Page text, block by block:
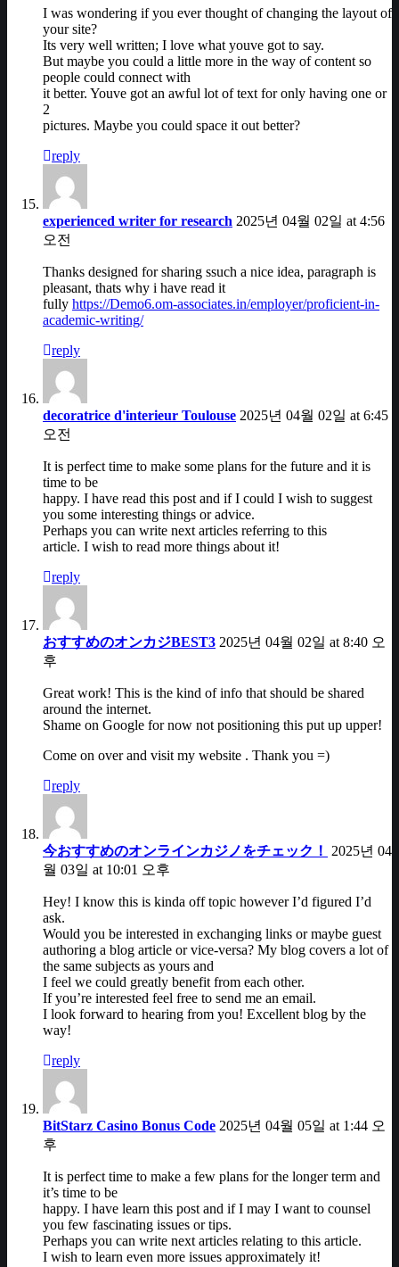
I was wondering if you ever thought of changing the layout of
your site?
Its very well written; I love what youve got to say.
But maybe you could a little more in the way of content so
people could connect with
it better. Youve got an awful lot of text for only having one or
2
pictures. Maybe you could space it out better?
reply
experienced writer for research 2025년 04월 02일 at 4:56
오전
Thanks designed for sharing ssuch a nice idea, paragraph is
pleasant, thats why i have read it
fully https://Demo6.om-associates.in/employer/proficient-in-
academic-writing/
reply
decoratrice d'interieur Toulouse 2025년 04월 02일 at 6:45
오전
It is perfect time to make some plans for the future and it is
time to be
happy. I have read this post and if I could I wish to suggest
you some interesting things or advice.
Perhaps you can write next articles referring to this
article. I wish to read more things about it!
reply
おすすめのオンカジBEST3 2025년 04월 02일 at 8:40 오
후
Great work! This is the kind of info that should be shared
around the internet.
Shame on Google for now not positioning this put up upper!
Come on over and visit my website . Thank you =)
reply
今おすすめのオンラインカジノをチェック！
2025년 04
월 03일 at 10:01 오후
Hey! I know this is kinda off topic however I’d figured I’d
ask.
Would you be interested in exchanging links or maybe guest
authoring a blog article or vice-versa? My blog covers a lot of
the same subjects as yours and
I feel we could greatly benefit from each other.
If you’re interested feel free to send me an email.
I look forward to hearing from you! Excellent blog by the
way!
reply
BitStarz Casino Bonus Code 2025년 04월 05일 at 1:44 오
후
It is perfect time to make a few plans for the longer term and
it’s time to be
happy. I have learn this post and if I may I want to counsel
you few fascinating issues or tips.
Perhaps you can write next articles relating to this article.
I wish to learn even more issues approximately it!